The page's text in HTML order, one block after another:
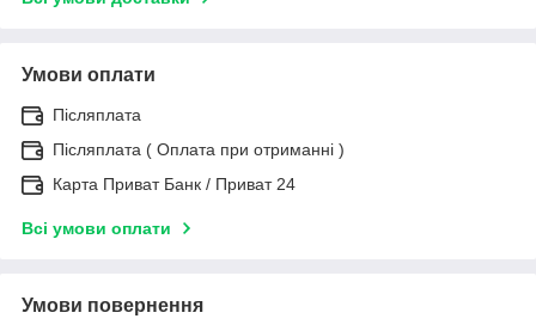
Умови оплати
Післяплата
Післяплата ( Оплата при отриманні )
Карта Приват Банк / Приват 24
Всі умови оплати
Умови повернення